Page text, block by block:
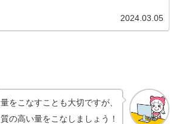
2024.03.05
量をこなすことも大切ですが、
質の高い量をこなしましょう！